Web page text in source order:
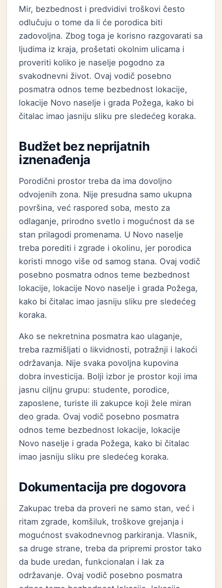
Mir, bezbednost i predvidivi troškovi često
odlučuju o tome da li će porodica biti
zadovoljna. Zbog toga je korisno razgovarati sa
ljudima iz kraja, prošetati okolnim ulicama i
proveriti koliko je naselje pogodno za
svakodnevni život. Ovaj vodič posebno
posmatra odnos teme bezbednost lokacije,
lokacije Novo naselje i grada Požega, kako bi
čitalac imao jasniju sliku pre sledećeg koraka.
Budžet bez neprijatnih
iznenađenja
Porodični prostor treba da ima dovoljno
odvojenih zona. Nije presudna samo ukupna
površina, već raspored soba, mesto za
odlaganje, prirodno svetlo i mogućnost da se
stan prilagodi promenama. U Novo naselje
treba porediti i zgrade i okolinu, jer porodica
koristi mnogo više od samog stana. Ovaj vodič
posebno posmatra odnos teme bezbednost
lokacije, lokacije Novo naselje i grada Požega,
kako bi čitalac imao jasniju sliku pre sledećeg
koraka.
Ako se nekretnina posmatra kao ulaganje,
treba razmišljati o likvidnosti, potražnji i lakoći
održavanja. Nije svaka povoljna kupovina
dobra investicija. Bolji izbor je prostor koji ima
jasnu ciljnu grupu: studente, porodice,
zaposlene, turiste ili zakupce koji žele miran
deo grada. Ovaj vodič posebno posmatra
odnos teme bezbednost lokacije, lokacije
Novo naselje i grada Požega, kako bi čitalac
imao jasniju sliku pre sledećeg koraka.
Dokumentacija pre dogovora
Zakupac treba da proveri ne samo stan, već i
ritam zgrade, komšiluk, troškove grejanja i
mogućnost svakodnevnog parkiranja. Vlasnik,
sa druge strane, treba da pripremi prostor tako
da bude uredan, funkcionalan i lak za
održavanje. Ovaj vodič posebno posmatra